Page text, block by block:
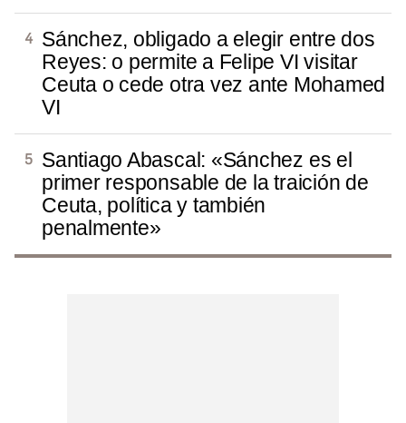
Sánchez, obligado a elegir entre dos
Reyes: o permite a Felipe VI visitar
Ceuta o cede otra vez ante Mohamed
VI
Santiago Abascal: «Sánchez es el
primer responsable de la traición de
Ceuta, política y también
penalmente»